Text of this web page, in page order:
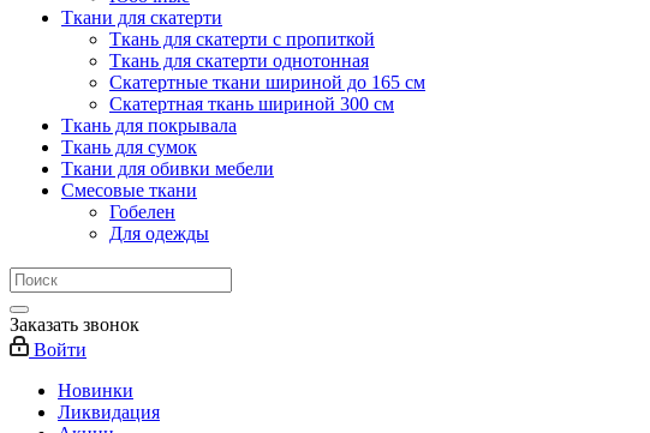
Ткани для скатерти
Ткань для скатерти с пропиткой
Ткань для скатерти однотонная
Скатертные ткани шириной до 165 см
Скатертная ткань шириной 300 см
Ткань для покрывала
Ткань для сумок
Ткани для обивки мебели
Смесовые ткани
Гобелен
Для одежды
Заказать звонок
Войти
Новинки
Ликвидация